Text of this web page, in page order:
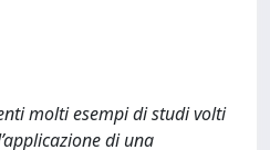
molti esempi di studi volti
di una